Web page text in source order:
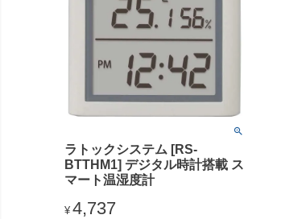
ラトックシステム [RS-
BTTHM1] デジタル時計搭載 ス
マート温湿度計
¥ 4,737